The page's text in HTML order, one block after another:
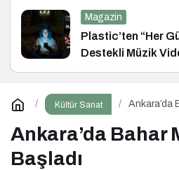
Magazin
Plastic’ten “Her
Destekli Müzik
Kültür Sanat Ankara’da
Ankara’da Bahar
Başladı